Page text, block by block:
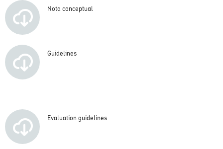
Nota conceptual
Guidelines
Evaluation guidelines